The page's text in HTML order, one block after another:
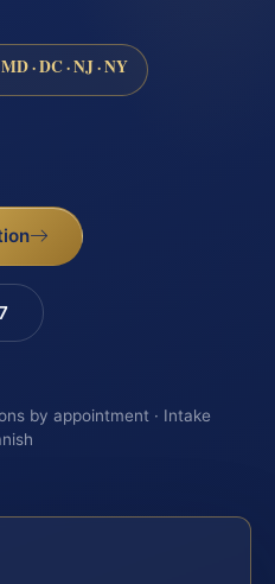
· DC · NJ · NY
by appointment · Intake